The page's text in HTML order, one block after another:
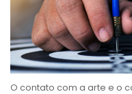
O contato com a arte e o